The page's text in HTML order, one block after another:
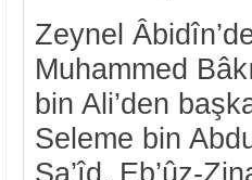
Zeynel
Muhammed
bin Ali’den
Seleme bin
Sa’îd, Eb’ûz-